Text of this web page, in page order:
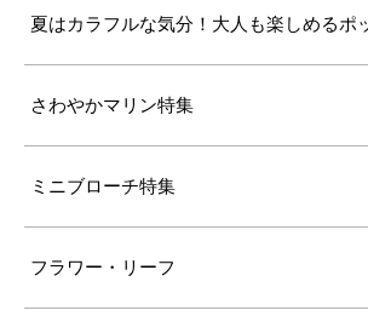
夏はカラフルな気分！大人も楽しめるポ
さわやかマリン特集
ミニブローチ特集
フラワー・リーフ